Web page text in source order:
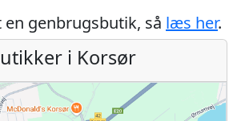
genbrugsbutik, så læs her.
i Korsør